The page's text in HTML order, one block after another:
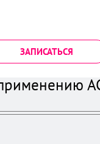
ЗАПИСАТЬСЯ